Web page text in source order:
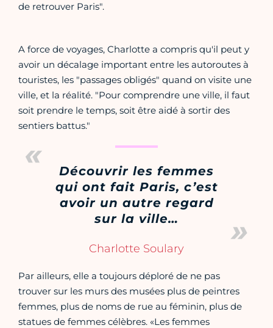
de retrouver Paris".
A force de voyages, Charlotte a compris qu'il peut y
avoir un décalage important entre les autoroutes à
touristes, les "passages obligés" quand on visite une
ville, et la réalité. "Pour comprendre une ville, il faut
soit prendre le temps, soit être aidé à sortir des
sentiers battus."
Découvrir les femmes
qui ont fait Paris, c’est
avoir un autre regard
sur la ville…
Charlotte Soulary
Par ailleurs, elle a toujours déploré de ne pas
trouver sur les murs des musées plus de peintres
femmes, plus de noms de rue au féminin, plus de
statues de femmes célèbres. «Les femmes